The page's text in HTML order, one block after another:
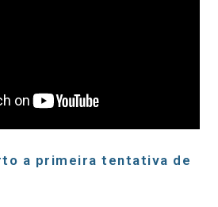
a primeira tentativa de